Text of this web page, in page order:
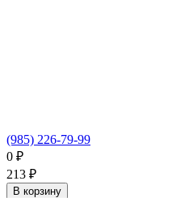
(985) 226-79-99
0 ₽
213 ₽
В корзину